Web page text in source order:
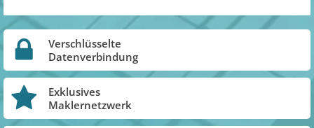
Verschlüsselte
Datenverbindung
Exklusives
Maklernetzwerk